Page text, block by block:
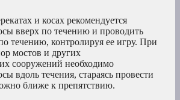
и косах рекомендуется
вверх по течению и проводить
течению, контролируя ее игру. При
мостов и других
сооружений необходимо
вдоль течения, стараясь провести
ближе к препятствию.